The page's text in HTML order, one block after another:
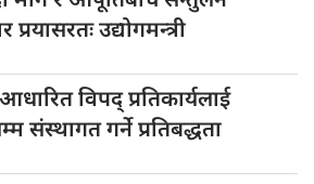
उद्योगमन्त्री
आधारितविपद् प्रतिकार्यलाई
संस्थागत गर्ने प्रतिबद्धता